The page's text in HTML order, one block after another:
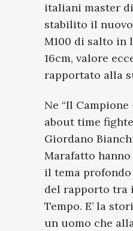
italiani master
stabilito il
M100 di salto in
16cm, valore
rapportato alla
Ne “Il
about time
Giordano
Marafatto
il tema
del rapporto tra
Tempo. E’ la
un uomo che